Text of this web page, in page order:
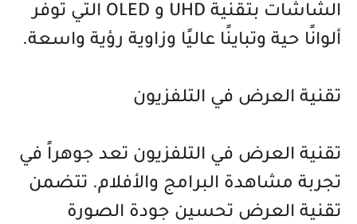
الشاشات بتقنية UHD و OLED التي توفر
ألوانًا حية وتباينًا عاليًا وزاوية رؤية واسعة.
تقنية العرض في التلفزيون
تقنية العرض في التلفزيون تعد جوهراً في
تجربة مشاهدة البرامج والأفلام. تتضمن
تقنية العرض تحسين جودة الصورة